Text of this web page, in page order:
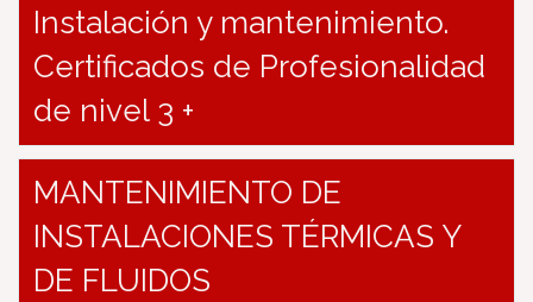
Instalación y mantenimiento.
Certificados de Profesionalidad
de nivel 3 +
MANTENIMIENTO DE
INSTALACIONES TÉRMICAS Y
DE FLUIDOS